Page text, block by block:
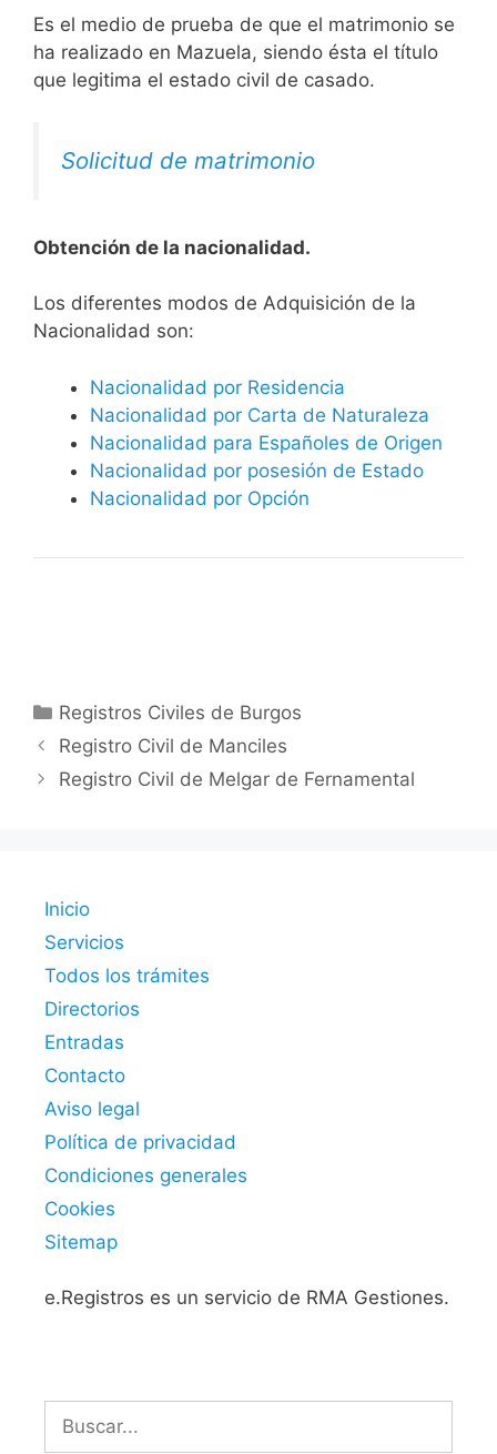
Es el medio de prueba de que el matrimonio se
ha realizado en Mazuela, siendo ésta el título
que legitima el estado civil de casado.
Solicitud de matrimonio
Obtención de la nacionalidad.
​​​Los diferentes modos de Adquisición de la
Nacionalidad son:
Nacionalidad por Residencia
Nacionalidad por Carta de Naturaleza
Nacionalidad para Españoles de Origen
Nacionalidad por posesión de Estado
Nacionalidad por Opción
Categorías
Registros Civiles de Burgos
Registro Civil de Manciles
Registro Civil de Melgar de Fernamental
Inicio
Servicios
Todos los trámites
Directorios
Entradas
Contacto
Aviso legal
Política de privacidad
Condiciones generales
Cookies
Sitemap
e.Registros es un servicio de RMA Gestiones.
Buscar: